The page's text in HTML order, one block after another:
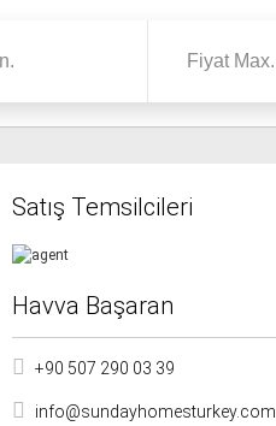
Satış Temsilcileri
Havva Başaran
+90 507 290 03 39
info@sundayhomesturkey.com